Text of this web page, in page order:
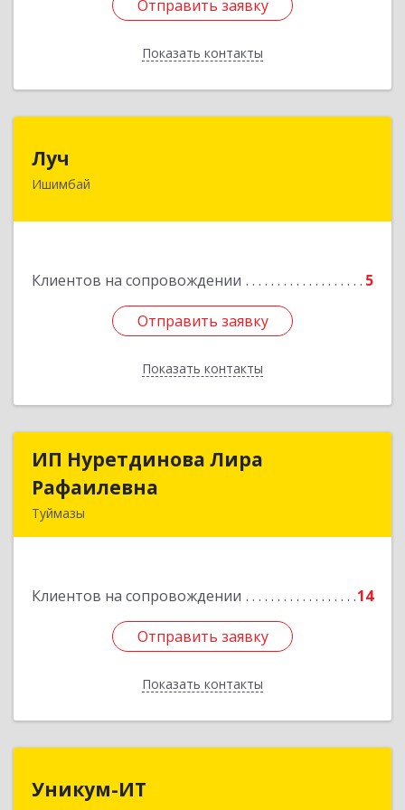
Отправить заявку
Показать контакты
Отправить заявку
Назад
Луч
Ишимбай
Клиентов на сопровождении 5
Отправить заявку
Показать контакты
453215, Башкортостан Респ, Ишимбайский р-н,
Отправить заявку
Назад
ИП Нуретдинова Лира
Рафаилевна
Туймазы
Клиентов на сопровождении 14
Отправить заявку
Показать контакты
ИП Нуретдинова Лира
Подробнее
Отправить заявку
Назад
Уникум-ИТ